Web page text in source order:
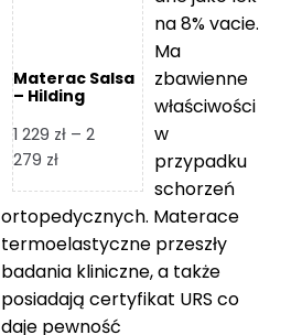
Materac Salsa
– Hilding
1 229 zł – 2
279 złZakres
od
1
229 zł
2
na 8% vacie.
Ma
zbawienne
właściwości
w
przypadku
schorzeń
ortopedycznych. Materace
termoelastyczne przeszły
badania kliniczne, a także
posiadają certyfikat URS co
daje pewność